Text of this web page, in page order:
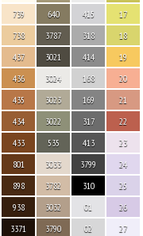
739
738
437
436
435
434
433
801
898
938
3371
640
3787
3021
3024
3023
3022
535
3033
3782
3032
3790
415
318
414
168
169
317
413
3799
310
01
02
17
18
19
20
21
22
23
24
25
26
27